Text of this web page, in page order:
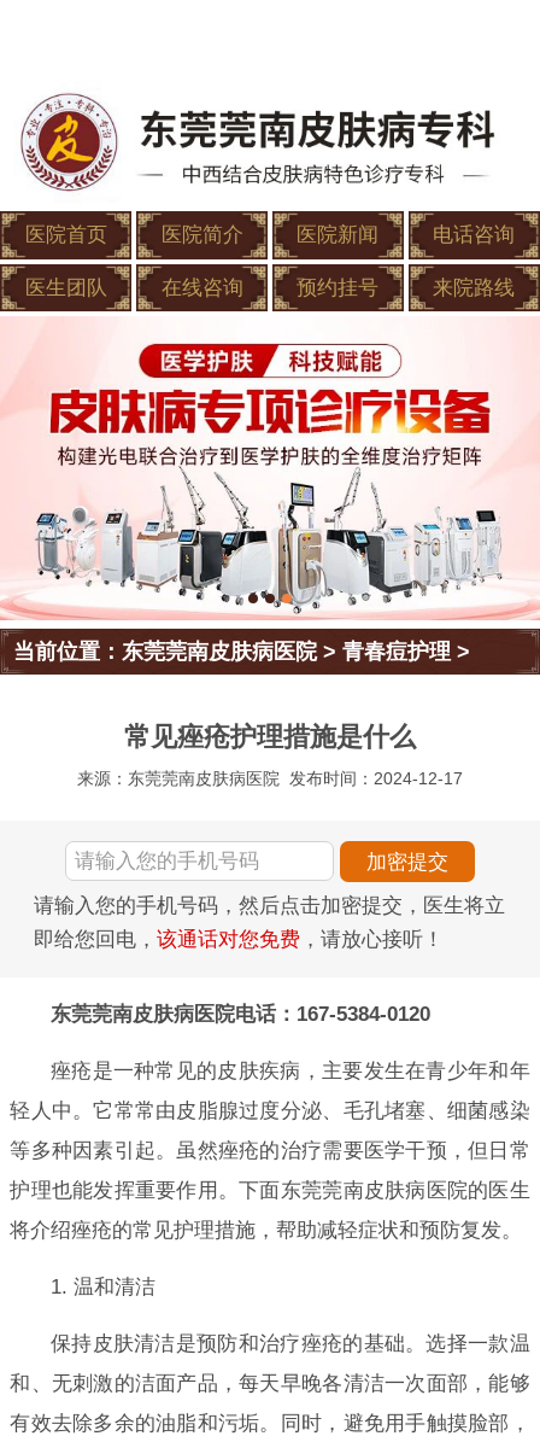
医院首页 医院简介 医院新闻 电话咨询
医生团队 在线咨询 预约挂号 来院路线
当前位置：东莞莞南皮肤病医院>青春痘护理 >
常见痤疮护理措施是什么
来源：东莞莞南皮肤病医院 发布时间：2024-12-17
请输入您的手机号码，然后点击加密提交，医生将立
即给您回电， 该通话对您免费 ，请放心接听！
东莞莞南皮肤病医院电话：167-5384-0120
痤疮是一种常见的皮肤疾病，主要发生在青少年和年
轻人中。它常常由皮脂腺过度分泌、毛孔堵塞、细菌感染
等多种因素引起。虽然痤疮的治疗需要医学干预，但日常
护理也能发挥重要作用。下面东莞莞南皮肤病医院的医生
将介绍痤疮的常见护理措施，帮助减轻症状和预防复发。
1. 温和清洁
保持皮肤清洁是预防和治疗痤疮的基础。选择一款温
和、无刺激的洁面产品，每天早晚各清洁一次面部，能够
有效去除多余的油脂和污垢。同时，避免用手触摸脸部，